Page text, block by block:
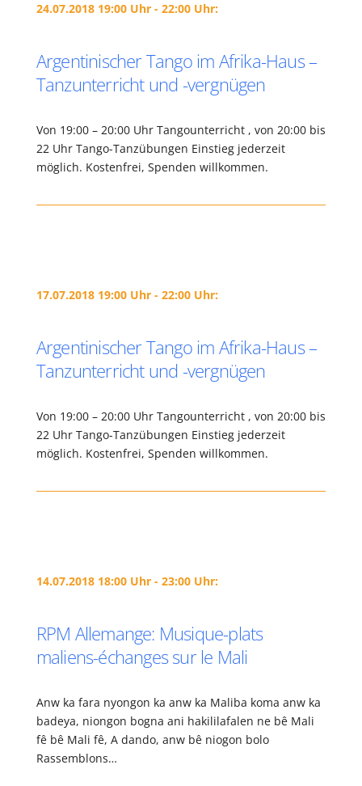
24.07.2018 19:00 Uhr - 22:00 Uhr:
Argentinischer Tango im Afrika-Haus –
Tanzunterricht und -vergnügen
Von 19:00 – 20:00 Uhr Tangounterricht , von 20:00 bis
22 Uhr Tango-Tanzübungen Einstieg jederzeit
möglich. Kostenfrei, Spenden willkommen.
17.07.2018 19:00 Uhr - 22:00 Uhr:
Argentinischer Tango im Afrika-Haus –
Tanzunterricht und -vergnügen
Von 19:00 – 20:00 Uhr Tangounterricht , von 20:00 bis
22 Uhr Tango-Tanzübungen Einstieg jederzeit
möglich. Kostenfrei, Spenden willkommen.
14.07.2018 18:00 Uhr - 23:00 Uhr:
RPM Allemange: Musique-plats
maliens-échanges sur le Mali
Anw ka fara nyongon ka anw ka Maliba koma anw ka
badeya, niongon bogna ani hakililafalen ne bê Mali
fê bê Mali fê, A dando, anw bê niogon bolo
Rassemblons…